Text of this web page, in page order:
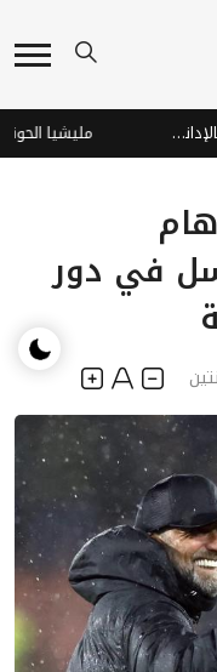
طالبوها بكسر قواعد الاشتباك.. الشرعية تكتفي بالإدانة.. والحوثي يصعّد على مأرب مليشيا
في دور